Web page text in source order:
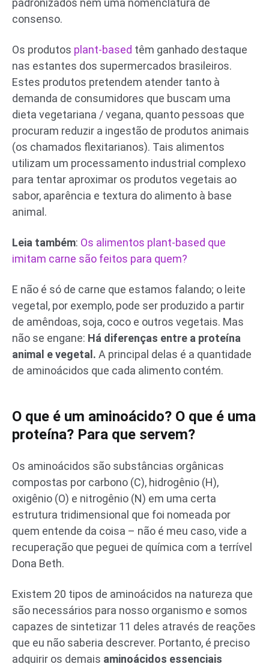
padronizados nem uma nomenclatura de
consenso.
Os produtos plant-based têm ganhado destaque
nas estantes dos supermercados brasileiros.
Estes produtos pretendem atender tanto à
demanda de consumidores que buscam uma
dieta vegetariana / vegana, quanto pessoas que
procuram reduzir a ingestão de produtos animais
(os chamados flexitarianos). Tais alimentos
utilizam um processamento industrial complexo
para tentar aproximar os produtos vegetais ao
sabor, aparência e textura do alimento à base
animal.
Leia também: Os alimentos plant-based que
imitam carne são feitos para quem?
E não é só de carne que estamos falando; o leite
vegetal, por exemplo, pode ser produzido a partir
de amêndoas, soja, coco e outros vegetais. Mas
não se engane: Há diferenças entre a proteína
animal e vegetal. A principal delas é a quantidade
de aminoácidos que cada alimento contém.
O que é um aminoácido? O que é uma
proteína? Para que servem?
Os aminoácidos são substâncias orgânicas
compostas por carbono (C), hidrogênio (H),
oxigênio (O) e nitrogênio (N) em uma certa
estrutura tridimensional que foi nomeada por
quem entende da coisa – não é meu caso, vide a
recuperação que peguei de química com a terrível
Dona Beth.
Existem 20 tipos de aminoácidos na natureza que
são necessários para nosso organismo e somos
capazes de sintetizar 11 deles através de reações
que eu não saberia descrever. Portanto, é preciso
adquirir os demais aminoácidos essenciais